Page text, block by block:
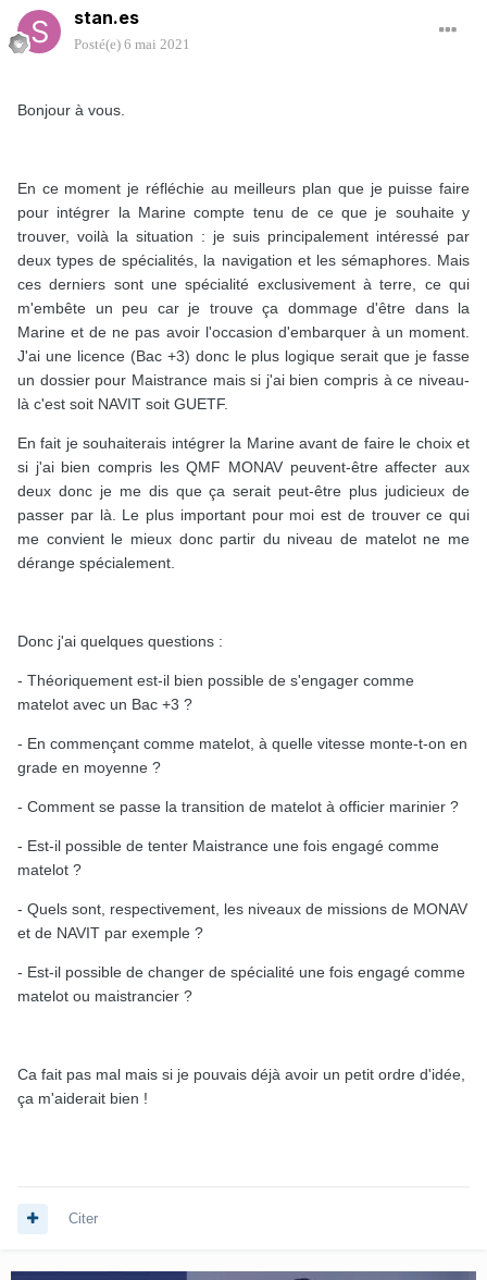
stan.es
Posté(e) 6 mai 2021
Bonjour à vous.
En ce moment je réfléchie au meilleurs plan que je puisse faire
pour intégrer la Marine compte tenu de ce que je souhaite y
trouver, voilà la situation : je suis principalement intéressé par
deux types de spécialités, la navigation et les sémaphores. Mais
ces derniers sont une spécialité exclusivement à terre, ce qui
m'embête un peu car je trouve ça dommage d'être dans la
Marine et de ne pas avoir l'occasion d'embarquer à un moment.
J'ai une licence (Bac +3) donc le plus logique serait que je fasse
un dossier pour Maistrance mais si j'ai bien compris à ce niveau-
là c'est soit NAVIT soit GUETF.
En fait je souhaiterais intégrer la Marine avant de faire le choix et
si j'ai bien compris les QMF MONAV peuvent-être affecter aux
deux donc je me dis que ça serait peut-être plus judicieux de
passer par là. Le plus important pour moi est de trouver ce qui
me convient le mieux donc partir du niveau de matelot ne me
dérange spécialement.
Donc j'ai quelques questions :
- Théoriquement est-il bien possible de s'engager comme
matelot avec un Bac +3 ?
- En commençant comme matelot, à quelle vitesse monte-t-on en
grade en moyenne ?
- Comment se passe la transition de matelot à officier marinier ?
- Est-il possible de tenter Maistrance une fois engagé comme
matelot ?
- Quels sont, respectivement, les niveaux de missions de MONAV
et de NAVIT par exemple ?
- Est-il possible de changer de spécialité une fois engagé comme
matelot ou maistrancier ?
Ca fait pas mal mais si je pouvais déjà avoir un petit ordre d'idée,
ça m'aiderait bien !
Citer